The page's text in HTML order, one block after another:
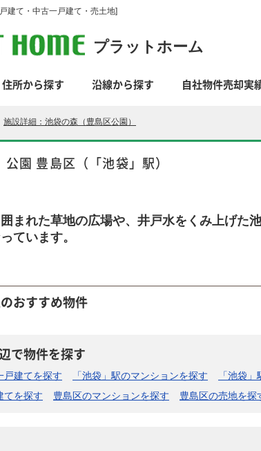
建て・中古一戸建て・売土地]
プラットホーム
住所から探す 沿線から探す 自社物件売却実
施設詳細：池袋の森（豊島区公園）
公園 豊島区（「池袋」駅）
まれた草地の広場や、井戸水をくみ上げた
ています。
おすすめ物件
で物件を探す
戸建てを探す 「池袋」駅のマンションを探す
「池袋
てを探す
豊島区のマンションを探す 豊島区の売地を探